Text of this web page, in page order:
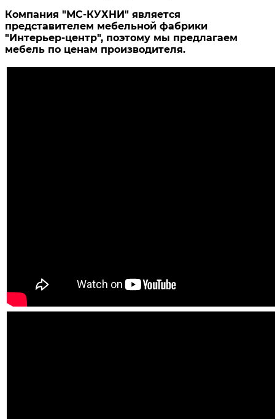
Компания "МС-КУХНИ" является
представителем мебельной фабрики
"Интерьер-центр", поэтому мы предлагаем
мебель по ценам производителя.